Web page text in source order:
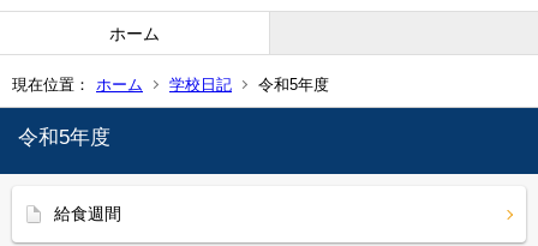
ホーム
現在位置： ホーム 学校日記 令和5年度
令和5年度
給食週間